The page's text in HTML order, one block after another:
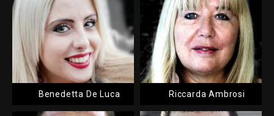
Benedetta De Luca Riccarda Ambrosi